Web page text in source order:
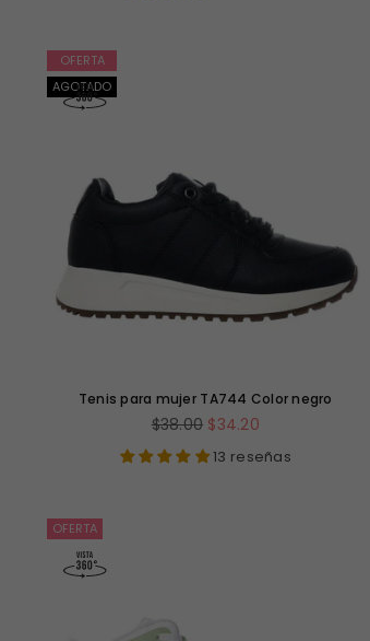
OFERTA
AGOTADO
Tenis para mujer TA744 Color negro
Precio
$38.00 $34.20
13 reseñas
OFERTA